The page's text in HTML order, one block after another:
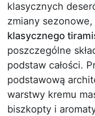
klasycznych
zmiany
klasycznego
poszczególne
podstaw całości.
podstawową
warstwy kremu
biszkopty i